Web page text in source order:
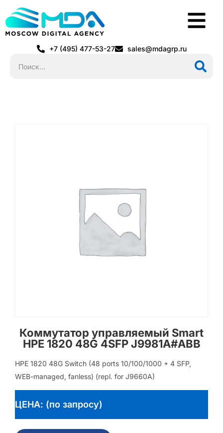
+7 (495) 477-53-27 sales@mdagrp.ru
Коммутатор управляемый Smart
HPE 1820 48G 4SFP J9981A#ABB
HPE 1820 48G Switch (48 ports 10/100/1000 + 4 SFP,
WEB-managed, fanless) (repl. for J9660A)
ЦЕНА: (по запросу)